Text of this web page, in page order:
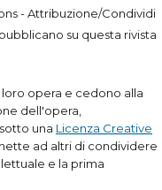
- Attribuzione/Condividi
su questa rivista
opera e cedono alla
dell'opera,
una Licenza Creative
ad altri di condividere
e la prima